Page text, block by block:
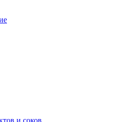
и соков